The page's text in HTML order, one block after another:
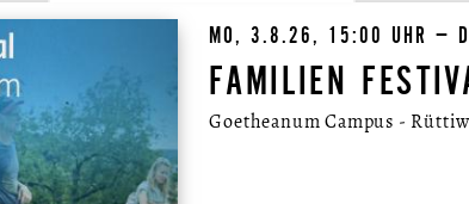
MO, 3.8.26, 15:00 UHR –
FAMILIEN
Goetheanum Campus -